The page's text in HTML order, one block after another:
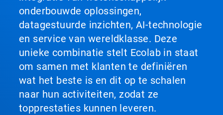
onderbouwde oplossingen,
datagestuurde inzichten, AI-technologie
en service van wereldklasse. Deze
unieke combinatie stelt Ecolab in staat
om samen met klanten te definiëren
wat het beste is en dit op te schalen
naar hun activiteiten, zodat ze
topprestaties kunnen leveren.